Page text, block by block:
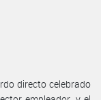
directo celebrado